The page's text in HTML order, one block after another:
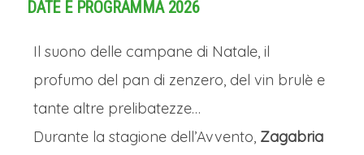
DATE E PROGRAMMA 2026
Il suono delle campane di Natale, il
profumo del pan di zenzero, del vin brulè e
tante altre prelibatezze…
Durante la stagione dell’Avvento, Zagabria